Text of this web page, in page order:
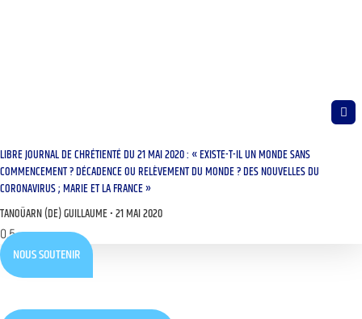
LIBRE JOURNAL DE CHRÉTIENTÉ DU 21 MAI 2020 : « EXISTE-T-IL UN MONDE SANS
COMMENCEMENT ? DÉCADENCE OU RELÈVEMENT DU MONDE ? DES NOUVELLES DU
CORONAVIRUS ; MARIE ET LA FRANCE »
TANOÜARN (DE) GUILLAUME 21 MAI 2020
NOUS SOUTENIR